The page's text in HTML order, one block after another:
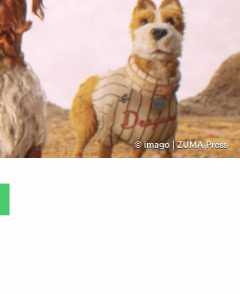
©imago | ZUMA Press